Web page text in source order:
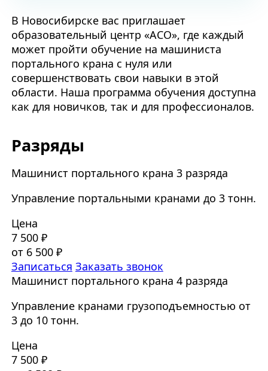
В Новосибирске вас приглашает
образовательный центр «АСО», где каждый
может пройти обучение на машиниста
портального крана с нуля или
совершенствовать свои навыки в этой
области. Наша программа обучения доступна
как для новичков, так и для профессионалов.
Разряды
Машинист портального крана 3 разряда
Управление портальными кранами до 3 тонн.
Цена
7 500 ₽
от 6 500 ₽
Записаться Заказать звонок
Машинист портального крана 4 разряда
Управление кранами грузоподъемностью от
3 до 10 тонн.
Цена
7 500 ₽